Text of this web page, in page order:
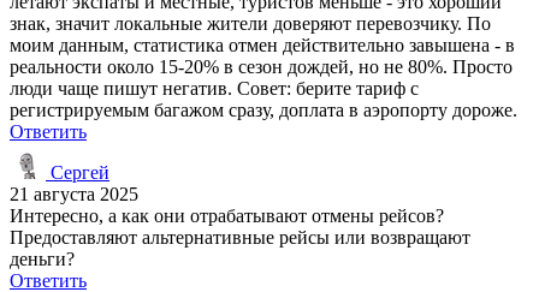
знак, значит локальные жители доверяют перевозчику. По
моим данным, статистика отмен действительно завышена - в
реальности около 15-20% в сезон дождей, но не 80%. Просто
люди чаще пишут негатив. Совет: берите тариф с
регистрируемым багажом сразу, доплата в аэропорту дороже.
Ответить
Сергей
21 августа 2025
Интересно, а как они отрабатывают отмены рейсов?
Предоставляют альтернативные рейсы или возвращают
деньги?
Ответить